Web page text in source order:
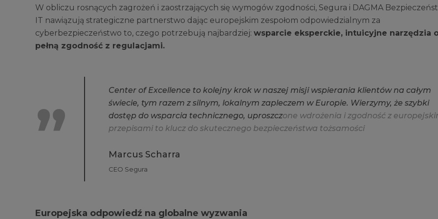
W obliczu rosnących zagrożeń i zaostrzających się wymogów zgodności, Segura i DAGMA
IT nawiązują strategiczne partnerstwo dając europejskim zespołom odpowiedzialnym za
cyberbezpieczeństwo to, czego potrzebują najbardziej: wsparcie eksperckie, intuicyjne narzędzia
pełną zgodność z regulacjami.
Center of Excellence to kolejny krok w naszej misji wspierania klientów na całym
świecie, tym razem z silnym, lokalnym zapleczem w Europie. Wierzymy, że szybki
dostęp do wsparcia technicznego, uproszczone wdrożenia i zgodność z europejski
przepisami to klucz do skutecznego bezpieczeństwa tożsamości
Marcus Scharra
CEO Segura
Europejska odpowiedź na globalne wyzwania